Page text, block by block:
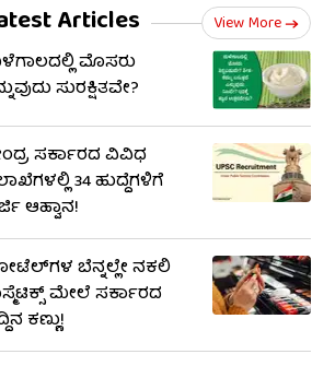
Articles View More
ಮೊಸರು
ಸುರಕ್ಷಿತವೇ?
ಸರ್ಕಾರದ ವಿವಿಧ
34 ಹುದ್ದೆಗಳಿಗೆ
ಆಹ್ವಾನ!
ಬೆನ್ನಲ್ಲೇ ನಕಲಿ
ಮೇಲೆ ಸರ್ಕಾರದ
ಕಣ್ಣು!